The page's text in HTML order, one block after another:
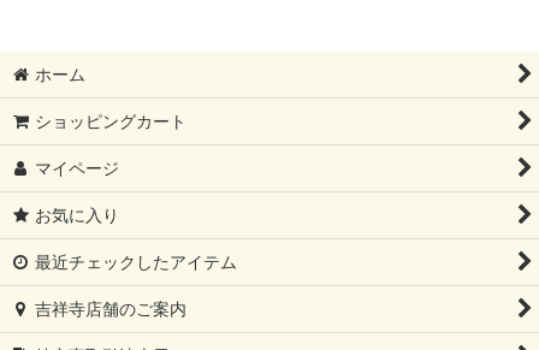
ホーム
ショッピングカート
マイページ
お気に入り
最近チェックしたアイテム
吉祥寺店舗のご案内